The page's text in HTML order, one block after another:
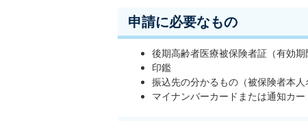
申請に必要なもの
後期高齢者医療被保険者証（有効
印鑑
振込先の分かるもの（被保険者本人
マイナンバーカードまたは通知カー